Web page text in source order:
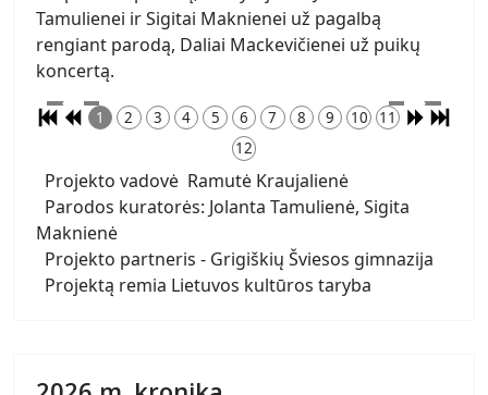
Tamulienei ir Sigitai Maknienei už pagalbą
rengiant parodą, Daliai Mackevičienei už puikų
koncertą.
1 2 3 4 5 6 7 8 9 10 11
12
Projekto vadovė Ramutė Kraujalienė
Parodos kuratorės: Jolanta Tamulienė, Sigita
Maknienė
Projekto partneris - Grigiškių Šviesos gimnazija
Projektą remia Lietuvos kultūros taryba